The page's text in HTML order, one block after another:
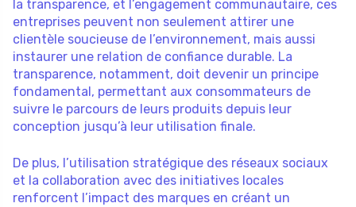
la transparence, et l’engagement communautaire, ces
entreprises peuvent non seulement attirer une
clientèle soucieuse de l’environnement, mais aussi
instaurer une relation de confiance durable. La
transparence, notamment, doit devenir un principe
fondamental, permettant aux consommateurs de
suivre le parcours de leurs produits depuis leur
conception jusqu’à leur utilisation finale.
De plus, l’utilisation stratégique des réseaux sociaux
et la collaboration avec des initiatives locales
renforcent l’impact des marques en créant un